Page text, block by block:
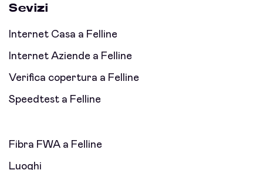
Sevizi
Internet Casa a Felline
Internet Aziende a Felline
Verifica copertura a Felline
Speedtest a Felline
Fibra FWA a Felline
Luoghi